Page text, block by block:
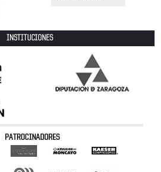
INSTITUCIONES
PATROCINADORES